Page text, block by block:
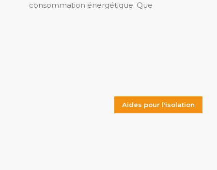
consommation énergétique. Que
Aides pour l'isolation